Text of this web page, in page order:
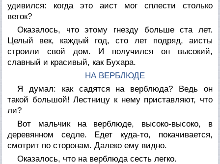
удивился: когда это аист мог сплести столько
веток?
Оказалось, что этому гнезду больше ста лет.
Целый век, каждый год, сто лет подряд, аисты
строили свой дом. И получился он высокий,
славный и красивый, как Бухара.
НА ВЕРБЛЮДЕ
Я думал: как садятся на верблюда? Ведь он
такой большой! Лестницу к нему приставляют, что
ли?
Вот мальчик на верблюде, высоко-высоко, в
деревянном седле. Едет куда-то, покачивается,
смотрит по сторонам. Далеко ему видно.
Оказалось, что на верблюда сесть легко.